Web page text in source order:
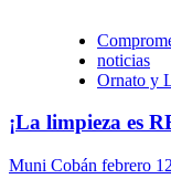
noticias
Ornato y
¡La limpieza es
Muni Cobán febrero